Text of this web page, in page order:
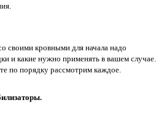
своими кровными для начала надо
и какие нужно применять в вашем случае.
по порядку рассмотрим каждое.